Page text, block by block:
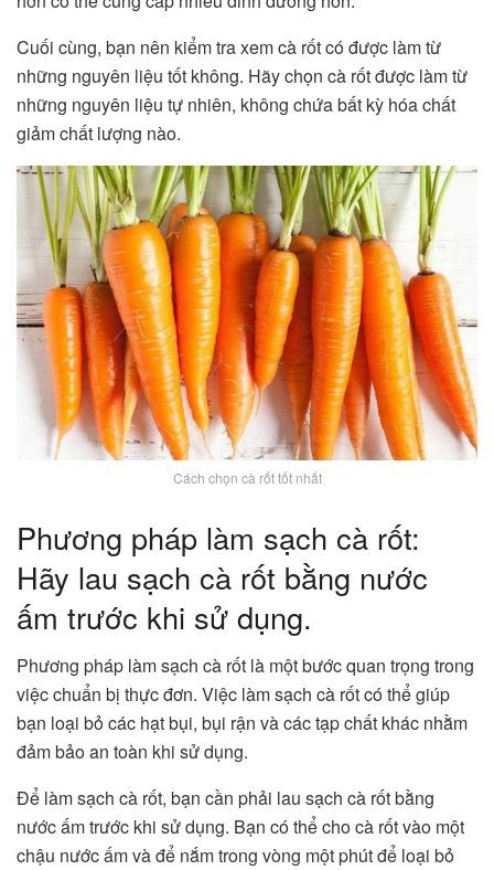
Cuối cùng, bạn nên kiểm tra xem cà rốt có được làm từ
những nguyên liệu tốt không. Hãy chọn cà rốt được làm từ
những nguyên liệu tự nhiên, không chứa bất kỳ hóa chất
giảm chất lượng nào.
Cách chọn cà rốt tốt nhất
Phương pháp làm sạch cà rốt:
Hãy lau sạch cà rốt bằng nước
ấm trước khi sử dụng.
Phương pháp làm sạch cà rốt là một bước quan trọng trong
việc chuẩn bị thực đơn. Việc làm sạch cà rốt có thể giúp
bạn loại bỏ các hạt bụi, bụi rận và các tạp chất khác nhằm
đảm bảo an toàn khi sử dụng.
Để làm sạch cà rốt, bạn cần phải lau sạch cà rốt bằng
nước ấm trước khi sử dụng. Bạn có thể cho cà rốt vào một
chậu nước ấm và để nắm trong vòng một phút để loại bỏ